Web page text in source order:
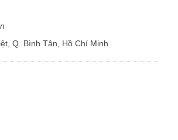
Q. Bình Tân, Hồ Chí Minh